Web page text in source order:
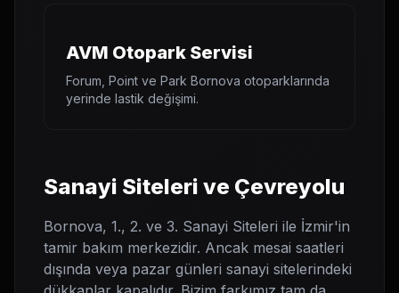
AVM Otopark Servisi
Forum, Point ve Park Bornova otoparklarında
yerinde lastik değişimi.
Sanayi Siteleri ve Çevreyolu
Bornova, 1., 2. ve 3. Sanayi Siteleri ile İzmir'in
tamir bakım merkezidir. Ancak mesai saatleri
dışında veya pazar günleri sanayi sitelerindeki